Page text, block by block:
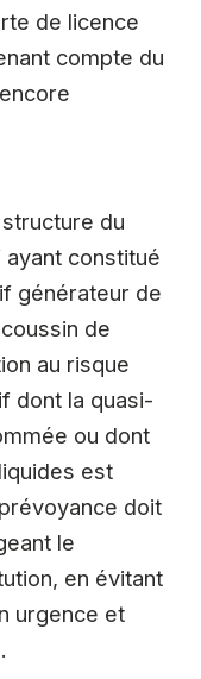
de licence
compte du
du
constitué
générateur de
de
au risque
dont la quasi-
ou dont
est
doit
le
en évitant
urgence et